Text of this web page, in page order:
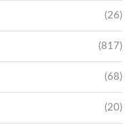
(26)
(817)
(68)
(20)